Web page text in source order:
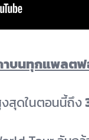
บนทุกแพลต
สุดในตอนนี้ถึง